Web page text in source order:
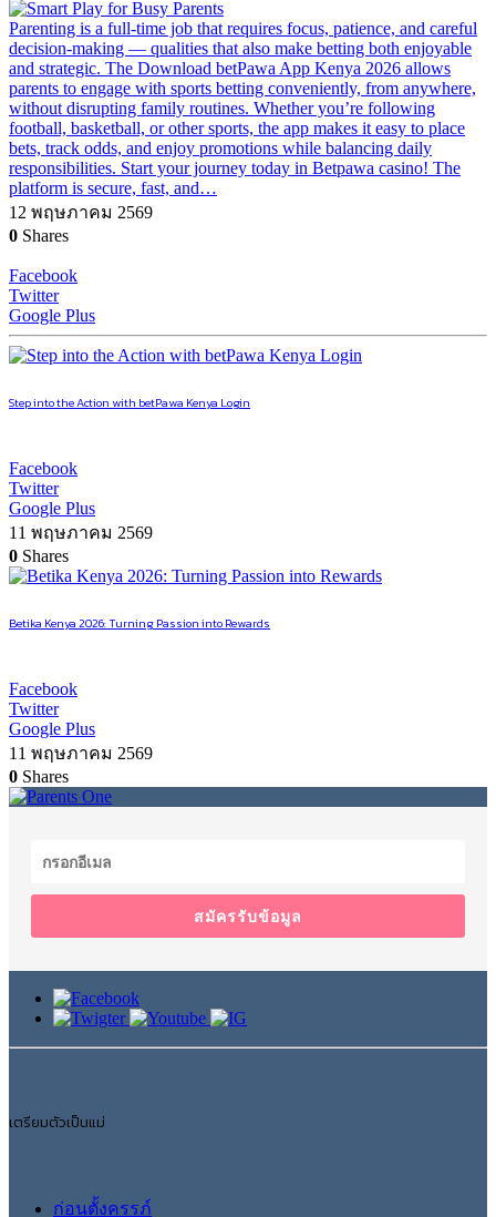
Parenting is a full-time job that requires focus, patience, and careful
decision-making — qualities that also make betting both enjoyable
and strategic. The Download betPawa App Kenya 2026 allows
parents to engage with sports betting conveniently, from anywhere,
without disrupting family routines. Whether you’re following
football, basketball, or other sports, the app makes it easy to place
bets, track odds, and enjoy promotions while balancing daily
responsibilities. Start your journey today in Betpawa casino! The
platform is secure, fast, and…
12 พฤษภาคม 2569
0 Shares
Facebook
Twitter
Google Plus
Step into the Action with betPawa Kenya Login
Facebook
Twitter
Google Plus
11 พฤษภาคม 2569
0 Shares
Betika Kenya 2026: Turning Passion into Rewards
Facebook
Twitter
Google Plus
11 พฤษภาคม 2569
0 Shares
สมัครรับข้อมูล
เตรียมตัวเป็นแม่
ก่อนตั้งครรภ์